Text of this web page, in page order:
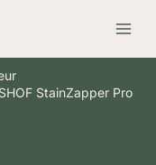
StainZapper Pro